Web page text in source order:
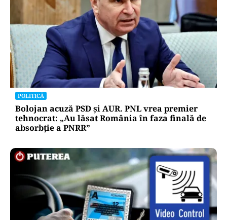
POLITICĂ
Bolojan acuză PSD și AUR. PNL vrea premier
tehnocrat: „Au lăsat România în faza finală de
absorbţie a PNRR”